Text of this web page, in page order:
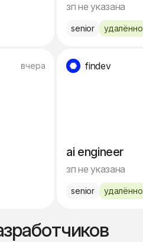
зп не указана
senior удалённо
вчера findev
ai engineer
зп не указана
senior удалённо